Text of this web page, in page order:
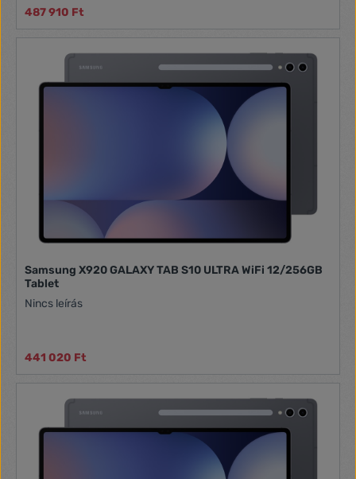
487 910 Ft
Samsung X920 GALAXY TAB S10 ULTRA WiFi 12/256GB
Tablet
Nincs leírás
441 020 Ft